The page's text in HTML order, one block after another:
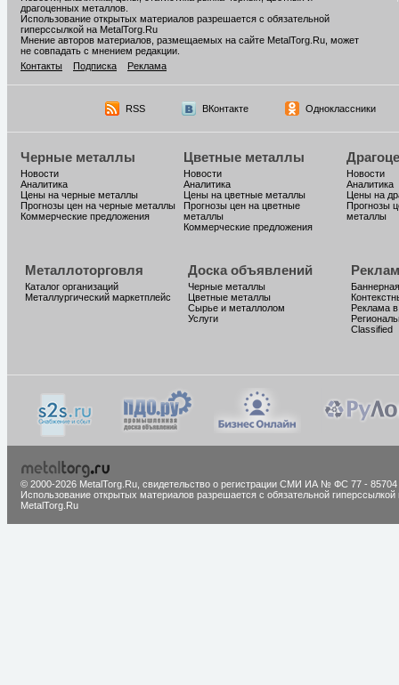
драгоценных металлов.
Использование открытых материалов разрешается с обязательной
гиперссылкой на MetalTorg.Ru
Мнение авторов материалов, размещаемых на сайте MetalTorg.Ru, может
не совпадать с мнением редакции.
Контакты
Подписка Реклама
RSS ВКонтакте Одноклассники
Черные металлы
Новости
Аналитика
Цены на черные металлы
Прогнозы цен на черные металлы
Коммерческие предложения
Цветные металлы
Новости
Аналитика
Цены на цветные металлы
Прогнозы цен на цветные
металлы
Коммерческие предложения
Новости
Аналитика
Цены на
Прогнозы
металлы
Металлоторговля
Каталог организаций
Металлургический маркетплейс
Доска объявлений
Черные металлы
Цветные металлы
Сырье и металлолом
Услуги
Реклама
Classified
© 2000-2026 MetalTorg.Ru, cвидетельство о регистрации СМИ ИА № ФС 77 - 85704
Использование открытых материалов разрешается с обязательной гиперссылкой
MetalTorg.Ru